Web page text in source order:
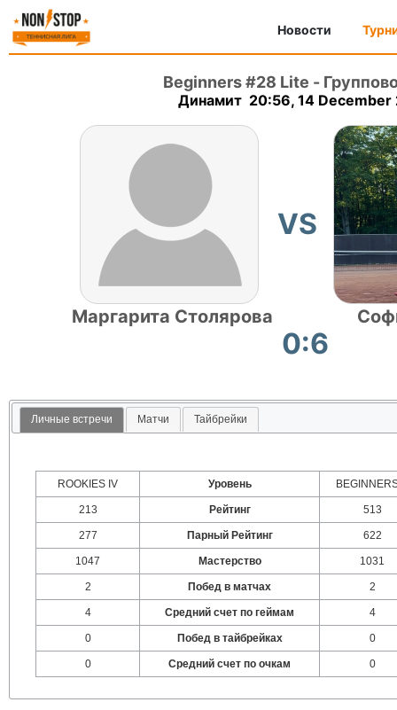
Новости
Beginners #28 Lite -
Динамит 20:56, 14 December
Маргарита Столярова
VS
0:6
Личные встречи Матчи Тайбрейки
ROOKIES IV Уровень
213 Рейтинг 513
277 Парный Рейтинг 622
1047 Мастерство 1031
2 Побед в матчах 2
4 Средний счет по геймам 4
0 Побед в тайбрейках 0
0 Средний счет по очкам 0